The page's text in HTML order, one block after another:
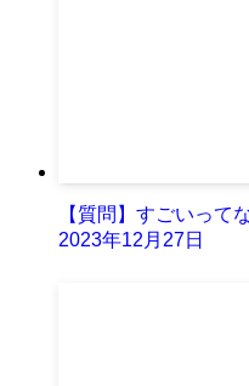
【質問】すごいって
2023年12月27日